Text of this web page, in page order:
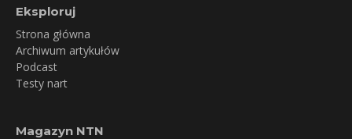
Eksploruj
Strona główna
Archiwum artykułów
Podcast
Testy nart
Magazyn NTN